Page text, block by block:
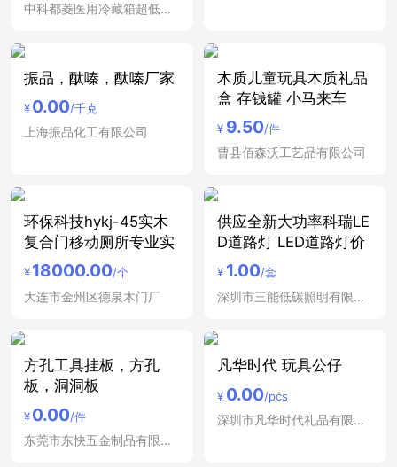
中科都菱医用冷藏箱超低温冰箱安徽合肥医用低温保存箱
振品，酞嗪，酞嗪厂家
¥0.00/千克
上海振品化工有限公司
木质儿童玩具木质礼品
盒 存钱罐 小马来车
¥ 9.50/件
曹县佰森沃工艺品有限公司
环保科技hykj-45实木
复合门移动厕所专业实
¥18000.00/个
大连市金州区德泉木门厂
供应全新大功率科瑞LE
D道路灯 LED道路灯价
¥ 1.00/套
深圳市三能低碳照明有限公司
方孔工具挂板，方孔
板，洞洞板
¥0.00/件
东莞市东快五金制品有限公司
凡华时代 玩具公仔
¥ 0.00/pcs
深圳市凡华时代礼品有限公司